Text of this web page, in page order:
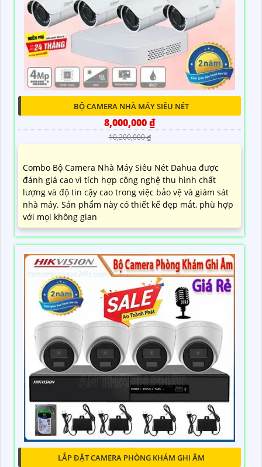
BỘ CAMERA NHÀ MÁY SIÊU NÉT
8,000,000 ₫
10,200,000 ₫
Combo Bộ Camera Nhà Máy Siêu Nét Dahua được
đánh giá cao vì tích hợp công nghệ thu hình chất
lượng và độ tin cậy cao trong việc bảo vệ và giám sát
nhà máy. Sản phẩm này có thiết kế đẹp mắt, phù hợp
với mọi không gian
LẮP ĐẶT CAMERA PHÒNG KHÁM GHI ÂM